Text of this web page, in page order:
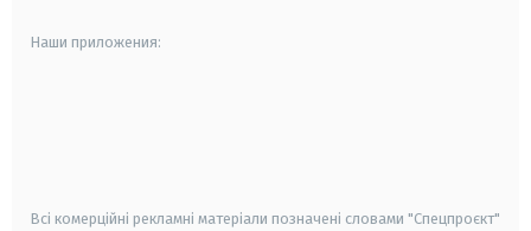
Наши приложения:
Всі комерційні рекламні матеріали позначені словами "Спецпроєкт"